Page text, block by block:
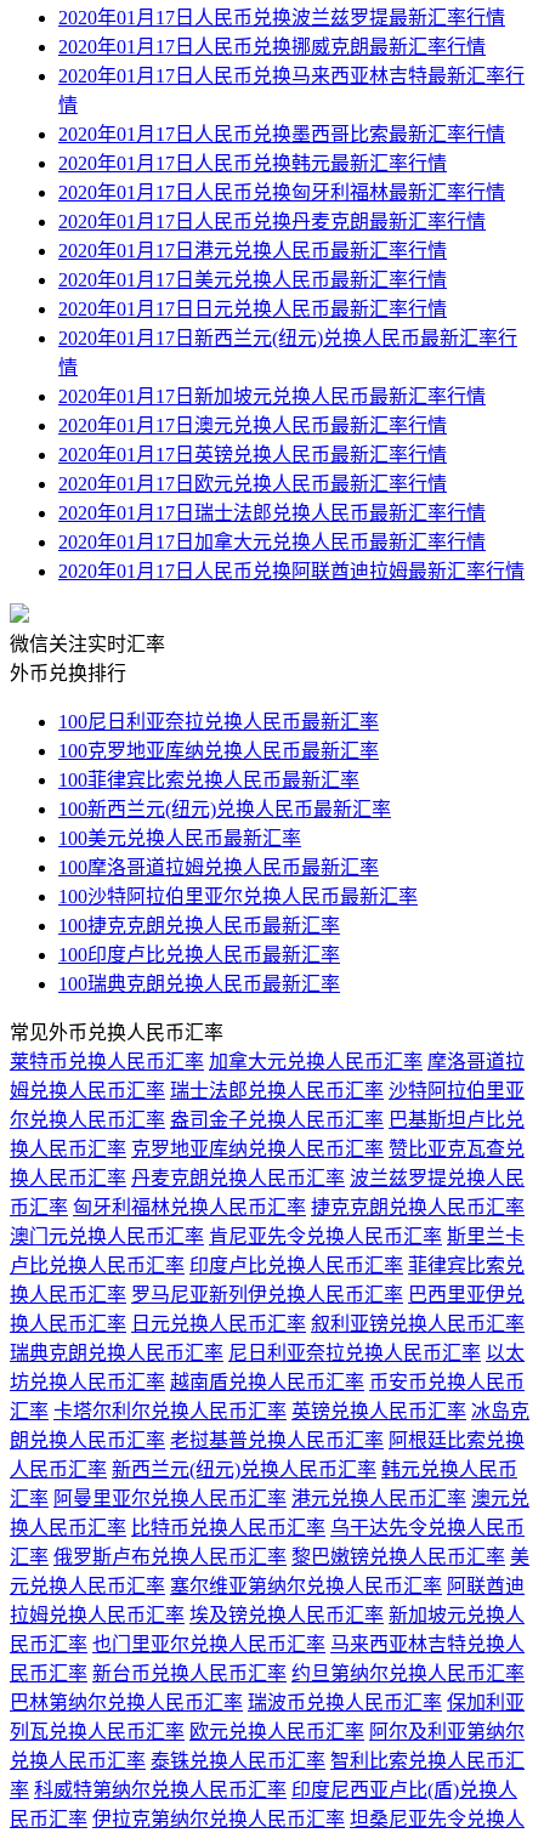
2020年01月17日人民币兑换波兰兹罗提最新汇率行情
2020年01月17日人民币兑换挪威克朗最新汇率行情
2020年01月17日人民币兑换马来西亚林吉特最新汇率行
情
2020年01月17日人民币兑换墨西哥比索最新汇率行情
2020年01月17日人民币兑换韩元最新汇率行情
2020年01月17日人民币兑换匈牙利福林最新汇率行情
2020年01月17日人民币兑换丹麦克朗最新汇率行情
2020年01月17日港元兑换人民币最新汇率行情
2020年01月17日美元兑换人民币最新汇率行情
2020年01月17日日元兑换人民币最新汇率行情
2020年01月17日新西兰元(纽元)兑换人民币最新汇率行
情
2020年01月17日新加坡元兑换人民币最新汇率行情
2020年01月17日澳元兑换人民币最新汇率行情
2020年01月17日英镑兑换人民币最新汇率行情
2020年01月17日欧元兑换人民币最新汇率行情
2020年01月17日瑞士法郎兑换人民币最新汇率行情
2020年01月17日加拿大元兑换人民币最新汇率行情
2020年01月17日人民币兑换阿联酋迪拉姆最新汇率行情
微信关注实时汇率
外币兑换排行
100尼日利亚奈拉兑换人民币最新汇率
100克罗地亚库纳兑换人民币最新汇率
100菲律宾比索兑换人民币最新汇率
100新西兰元(纽元)兑换人民币最新汇率
100美元兑换人民币最新汇率
100摩洛哥道拉姆兑换人民币最新汇率
100沙特阿拉伯里亚尔兑换人民币最新汇率
100捷克克朗兑换人民币最新汇率
100印度卢比兑换人民币最新汇率
100瑞典克朗兑换人民币最新汇率
常见外币兑换人民币汇率
莱特币兑换人民币汇率 加拿大元兑换人民币汇率 摩洛哥道拉
姆兑换人民币汇率 瑞士法郎兑换人民币汇率 沙特阿拉伯里亚
尔兑换人民币汇率 盎司金子兑换人民币汇率 巴基斯坦卢比兑
换人民币汇率 克罗地亚库纳兑换人民币汇率 赞比亚克瓦查兑
换人民币汇率 丹麦克朗兑换人民币汇率 波兰兹罗提兑换人民
币汇率 匈牙利福林兑换人民币汇率 捷克克朗兑换人民币汇率
澳门元兑换人民币汇率 肯尼亚先令兑换人民币汇率 斯里兰卡
卢比兑换人民币汇率 印度卢比兑换人民币汇率 菲律宾比索兑
换人民币汇率 罗马尼亚新列伊兑换人民币汇率 巴西里亚伊兑
换人民币汇率 日元兑换人民币汇率 叙利亚镑兑换人民币汇率
瑞典克朗兑换人民币汇率 尼日利亚奈拉兑换人民币汇率 以太
坊兑换人民币汇率 越南盾兑换人民币汇率 币安币兑换人民币
汇率 卡塔尔利尔兑换人民币汇率 英镑兑换人民币汇率 冰岛克
朗兑换人民币汇率 老挝基普兑换人民币汇率 阿根廷比索兑换
人民币汇率 新西兰元(纽元)兑换人民币汇率 韩元兑换人民币
汇率 阿曼里亚尔兑换人民币汇率 港元兑换人民币汇率 澳元兑
换人民币汇率 比特币兑换人民币汇率 乌干达先令兑换人民币
汇率 俄罗斯卢布兑换人民币汇率 黎巴嫩镑兑换人民币汇率 美
元兑换人民币汇率 塞尔维亚第纳尔兑换人民币汇率 阿联酋迪
拉姆兑换人民币汇率 埃及镑兑换人民币汇率 新加坡元兑换人
民币汇率 也门里亚尔兑换人民币汇率 马来西亚林吉特兑换人
民币汇率 新台币兑换人民币汇率 约旦第纳尔兑换人民币汇率
巴林第纳尔兑换人民币汇率 瑞波币兑换人民币汇率 保加利亚
列瓦兑换人民币汇率 欧元兑换人民币汇率 阿尔及利亚第纳尔
兑换人民币汇率 泰铢兑换人民币汇率 智利比索兑换人民币汇
率 科威特第纳尔兑换人民币汇率 印度尼西亚卢比(盾)兑换人
民币汇率 伊拉克第纳尔兑换人民币汇率 坦桑尼亚先令兑换人